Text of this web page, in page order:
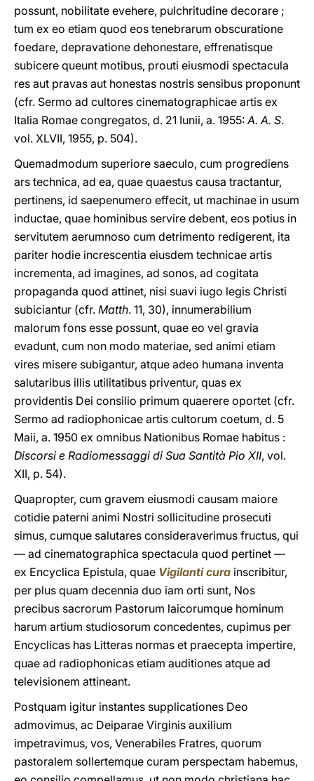
possunt, nobilitate evehere, pulchritudine decorare ;
tum ex eo etiam quod eos tenebrarum obscuratione
foedare, depravatione dehonestare, effrenatisque
subicere queunt motibus, prouti eiusmodi spectacula
res aut pravas aut honestas nostris sensibus proponunt
(cfr. Sermo ad cultores cinematographicae artis ex
Italia Romae congregatos, d. 21 Iunii, a. 1955:A. A. S.
vol. XLVII, 1955, p. 504).
Quemadmodum superiore saeculo, cum progrediens
ars technica, ad ea, quae quaestus causa tractantur,
pertinens, id saepenumero effecit, ut machinae in usum
inductae, quae hominibus servire debent, eos potius in
servitutem aerumnoso cum detrimento redigerent, ita
pariter hodie increscentia eiusdem technicae artis
incrementa, ad imagines, ad sonos, ad cogitata
propaganda quod attinet, nisi suavi iugo legis Christi
subiciantur (cfr. Matth. 11, 30), innumerabilium
malorum fons esse possunt, quae eo vel gravia
evadunt, cum non modo materiae, sed animi etiam
vires misere subigantur, atque adeo humana inventa
salutaribus illis utilitatibus priventur, quas ex
providentis Dei consilio primum quaerere oportet (cfr.
Sermo ad radiophonicae artis cultorum coetum, d. 5
Maii, a. 1950 ex omnibus Nationibus Romae habitus :
Discorsi e Radiomessaggi di Sua Santità Pio XII, vol.
XII, p. 54).
Quapropter, cum gravem eiusmodi causam maiore
cotidie paterni animi Nostri sollicitudine prosecuti
simus, cumque salutares consideraverimus fructus, qui
— ad cinematographica spectacula quod pertinet —
ex Encyclica Epistula, quae Vigilanti cura inscribitur,
per plus quam decennia duo iam orti sunt, Nos
precibus sacrorum Pastorum laicorumque hominum
harum artium studiosorum concedentes, cupimus per
Encyclicas has Litteras normas et praecepta impertire,
quae ad radiophonicas etiam auditiones atque ad
televisionem attineant.
Postquam igitur instantes supplicationes Deo
admovimus, ac Deiparae Virginis auxilium
impetravimus, vos, Venerabiles Fratres, quorum
pastoralem sollertemque curam perspectam habemus,